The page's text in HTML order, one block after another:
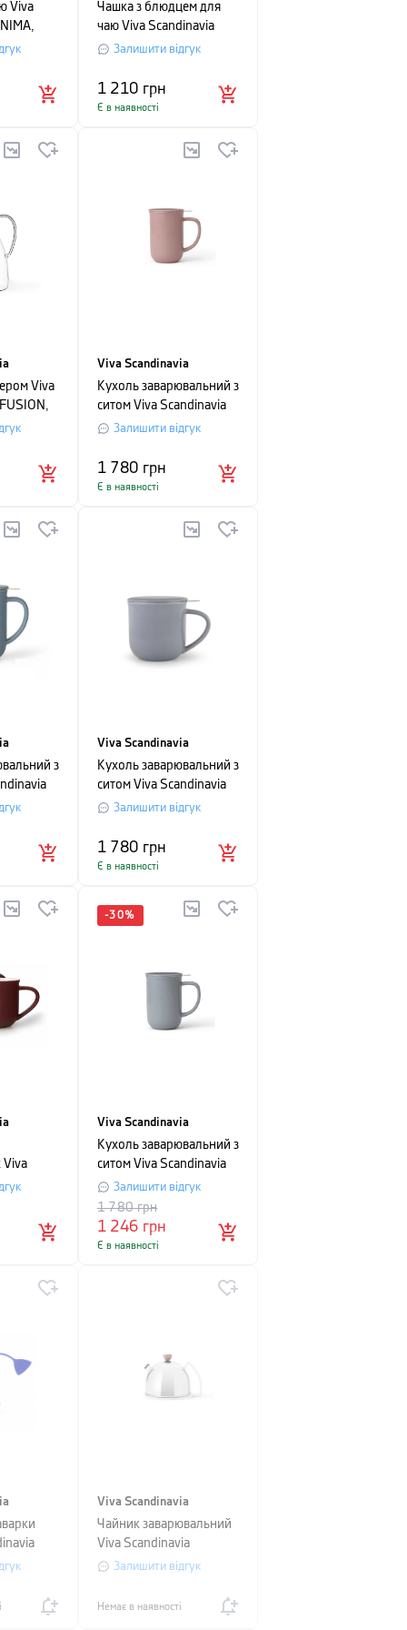
Viva
Чашка з блюдцем для
чаю Viva Scandinavia
ELLA, об'єм 0,25 л,
Залишити відгук
1 210 грн
Є в наявності
Viva
з
Viva Scandinavia
Кухоль заварювальний з
ситом Viva Scandinavia
MINIMA, об'єм 0,5 л,
Залишити відгук
1 780 грн
Є в наявності
з
л,
Viva Scandinavia
Кухоль заварювальний з
ситом Viva Scandinavia
MINIMA, об'єм 0.35 л,
Залишити відгук
1 780 грн
Є в наявності
Viva
-30%
Viva Scandinavia
Кухоль заварювальний з
ситом Viva Scandinavia
MINIMA, об'єм 0,5 л,
сіро-блакитний
Залишити відгук
1 246 грн
1 780грн
Є в наявності
4 х
Viva Scandinavia
Чайник заварювальний
Viva Scandinavia
THOMAS, об'єм 0,9 л,
Залишити відгук
Немає в наявності